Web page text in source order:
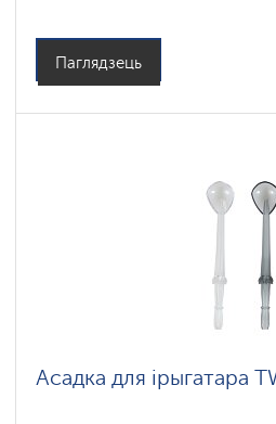
Паглядзець
Асадка для ірыгатара